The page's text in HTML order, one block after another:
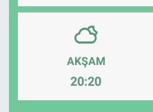
AKŞAM
20:20